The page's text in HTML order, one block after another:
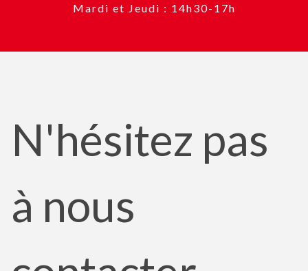
Mardi et Jeudi : 14h30-17h
N'hésitez pas
à nous